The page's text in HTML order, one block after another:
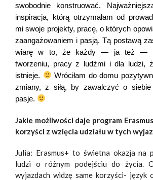
swobodnie konstruować.
inspiracja, którą otrzymałam od
mi swoje projekty, pracę, o których
zaangażowaniem i pasją. Tą postawą
wiarę w to, że każdy — ja też —
tworzeniu, pracy z ludźmi i dla ludzi,
istnieje.
Wróciłam do domu
zmiany, z siłą, by zawalczyć o
pasje.
Jakie możliwości daje program
korzyści z wzięcia udziału w tych
Julia: Erasmus+ to świetna okazja na
ludzi o różnym podejściu do życia.
wyjazdach widzę same korzyści- język